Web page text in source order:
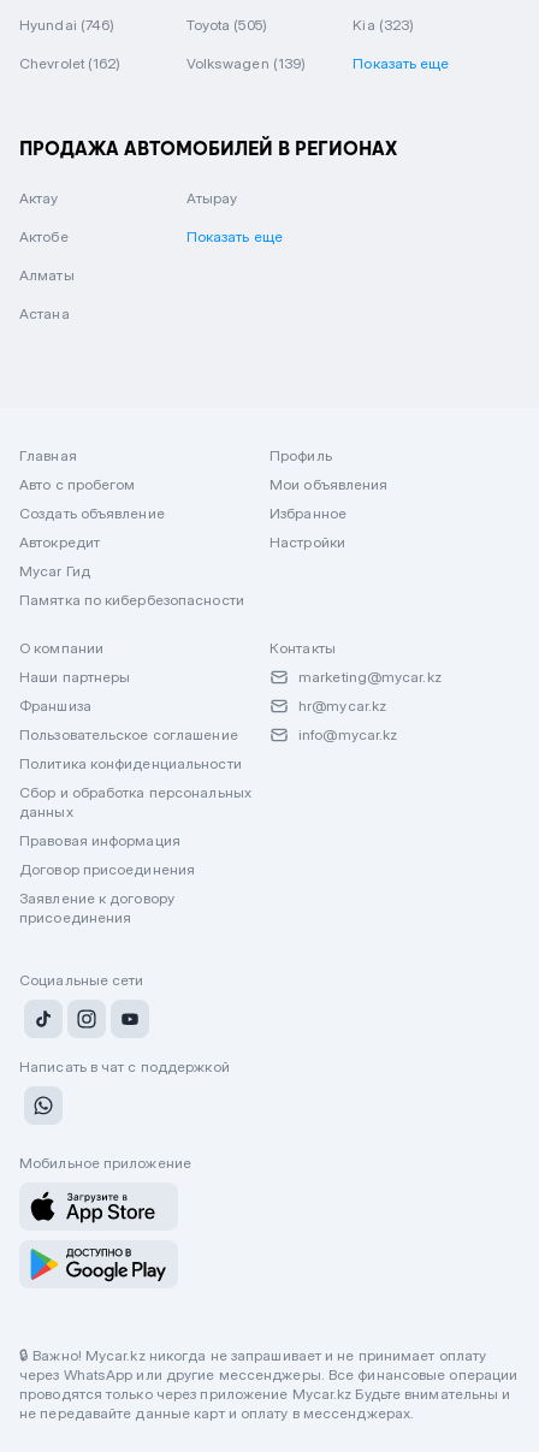
Hyundai (746) Toyota (505) Kia (323)
Chevrolet (162) Volkswagen (139) Показать еще
ПРОДАЖА АВТОМОБИЛЕЙ В РЕГИОНАХ
Актау
Актобе
Алматы
Астана
Атырау
Показать еще
Главная
Авто с пробегом
Создать объявление
Автокредит
Mycar Гид
Памятка по кибербезопасности
Профиль
Мои объявления
Избранное
Настройки
О компании
Наши партнеры
Франшиза
Пользовательское соглашение
Политика конфиденциальности
Сбор и обработка персональных
данных
Правовая информация
Договор присоединения
Заявление к договору
присоединения
Контакты
marketing@mycar.kz
hr@mycar.kz
info@mycar.kz
Социальные сети
Написать в чат с поддержкой
Мобильное приложение
🔒 Важно! Mycar.kz никогда не запрашивает и не принимает оплату
через WhatsApp или другие мессенджеры. Все финансовые операции
проводятся только через приложение Mycar.kz Будьте внимательны и
не передавайте данные карт и оплату в мессенджерах.